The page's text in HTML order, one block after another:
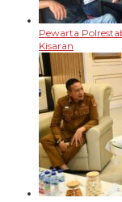
Pewarta
Kisaran